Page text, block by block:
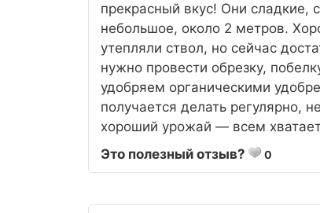
прекрасный вкус! Они сладкие,
небольшое, около 2 метров.
утепляли ствол, но сейчас
нужно провести обрезку,
удобряем органическими
получается делать регулярно,
хороший урожай — всем
Это полезный отзыв?
0